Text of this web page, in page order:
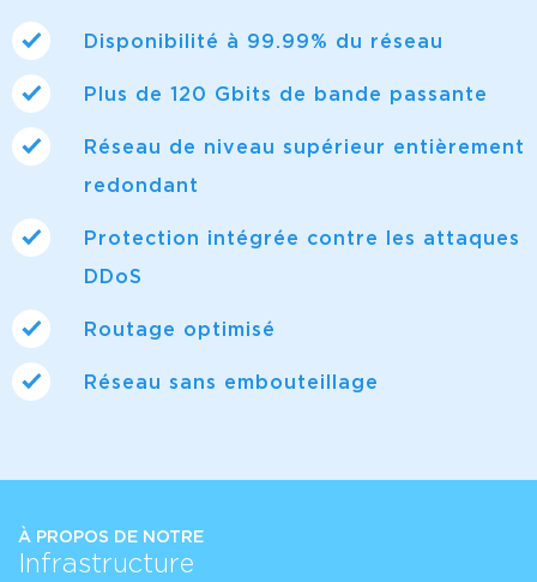
Disponibilité à 99.99% du réseau
Plus de 120 Gbits de bande passante
Réseau de niveau supérieur entièrement
redondant
Protection intégrée contre les attaques
DDoS
Routage optimisé
Réseau sans embouteillage
À PROPOS DE NOTRE
Infrastructure